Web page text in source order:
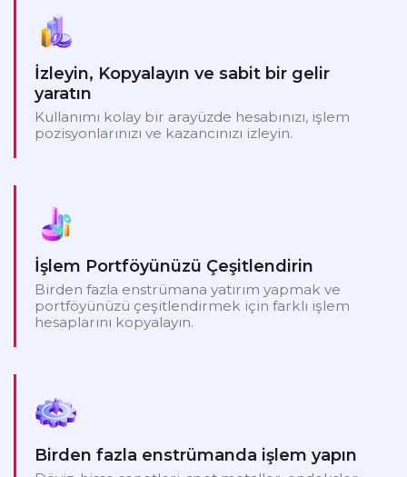
İzleyin, Kopyalayın ve sabit bir gelir
yaratın
Kullanımı kolay bir arayüzde hesabınızı, işlem
pozisyonlarınızı ve kazancınızı izleyin.
İşlem Portföyünüzü Çeşitlendirin
Birden fazla enstrümana yatırım yapmak ve
portföyünüzü çeşitlendirmek için farklı işlem
hesaplarını kopyalayın.
Birden fazla enstrümanda işlem yapın